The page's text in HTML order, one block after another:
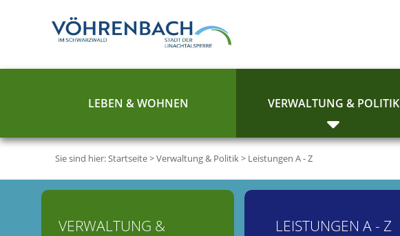
LEBEN & WOHNEN VERWALTUNG & POLITIK
Sie sind hier:Startseite>Verwaltung & Politik> Leistungen A - Z
LEISTUNGEN A - Z
VERWALTUNG &